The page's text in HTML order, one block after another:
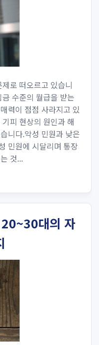
로 떠오르고 있습니
수준의 월급을 받는
력이 점점 사라지고 있
피 현상의 원인과 해
니다.악성 민원과 낮은
민원에 시달리며 통장
것...
대의 자